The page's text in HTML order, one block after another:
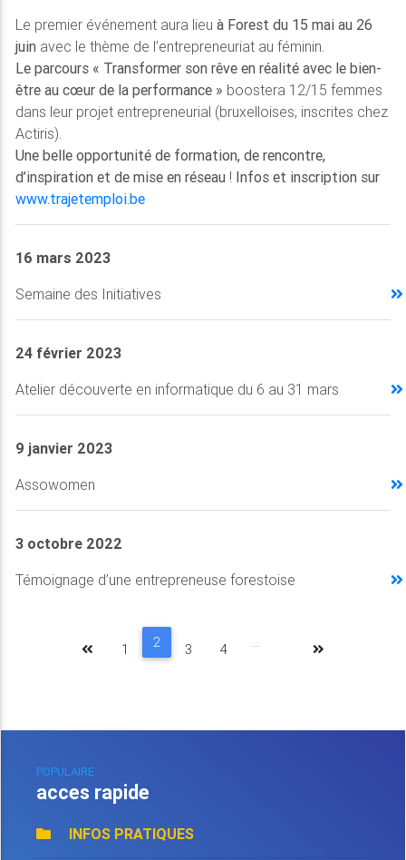
Le premier événement aura lieu à Forest du 15 mai au 26
juin avec le thème de l’entrepreneuriat au féminin.
Le parcours « Transformer son rêve en réalité avec le bien-
être au cœur de la performance » boostera 12/15 femmes
dans leur projet entrepreneurial (bruxelloises, inscrites chez
Actiris).
Une belle opportunité de formation, de rencontre,
d’inspiration et de mise en réseau ! Infos et inscription sur
www.trajetemploi.be
16 mars 2023
Semaine des Initiatives
24 février 2023
Atelier découverte en informatique du 6 au 31 mars
9 janvier 2023
Assowomen
3 octobre 2022
Témoignage d’une entrepreneuse forestoise
1 2 3 4 ...
POPULAIRE
acces rapide
INFOS PRATIQUES